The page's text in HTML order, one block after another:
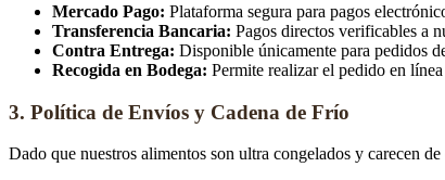
Mercado Pago: Plataforma segura para pagos
Transferencia Bancaria: Pagos directos verificables a
Contra Entrega: Disponible únicamente para pedidos
Recogida en Bodega: Permite realizar el pedido en
3. Política de Envíos y Cadena de Frío
Dado que nuestros alimentos son ultra congelados y carecen